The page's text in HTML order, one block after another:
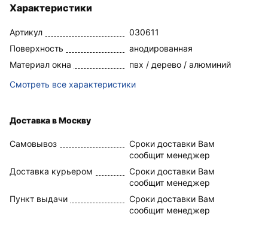
Характеристики
Артикул
030611
Поверхность
анодированная
Материал окна
пвх / дерево / алюминий
Смотреть все характеристики
Доставка в Москву
Самовывоз
Сроки доставки Вам
сообщит менеджер
Доставка курьером
Сроки доставки Вам
сообщит менеджер
Пункт выдачи
Сроки доставки Вам
сообщит менеджер